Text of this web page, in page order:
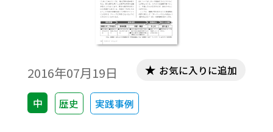
2016年07月19日
中 歴史 実践事例
お気に入りに追加